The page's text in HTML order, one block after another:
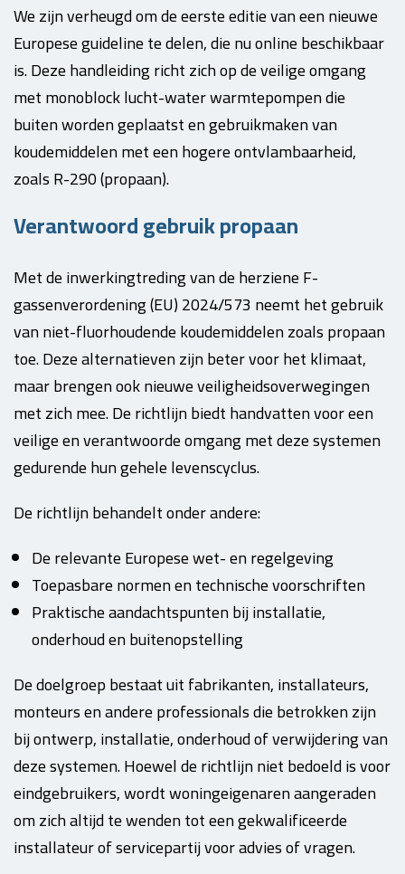
We zijn verheugd om de eerste editie van een nieuwe
Europese guideline te delen, die nu online beschikbaar
is. Deze handleiding richt zich op de veilige omgang
met monoblock lucht-water warmtepompen die
buiten worden geplaatst en gebruikmaken van
koudemiddelen met een hogere ontvlambaarheid,
zoals R-290 (propaan).
Verantwoord gebruik propaan
Met de inwerkingtreding van de herziene F-
gassenverordening (EU) 2024/573 neemt het gebruik
van niet-fluorhoudende koudemiddelen zoals propaan
toe. Deze alternatieven zijn beter voor het klimaat,
maar brengen ook nieuwe veiligheidsoverwegingen
met zich mee. De richtlijn biedt handvatten voor een
veilige en verantwoorde omgang met deze systemen
gedurende hun gehele levenscyclus.
De richtlijn behandelt onder andere:
De relevante Europese wet- en regelgeving
Toepasbare normen en technische voorschriften
Praktische aandachtspunten bij installatie,
onderhoud en buitenopstelling
De doelgroep bestaat uit fabrikanten, installateurs,
monteurs en andere professionals die betrokken zijn
bij ontwerp, installatie, onderhoud of verwijdering van
deze systemen. Hoewel de richtlijn niet bedoeld is voor
eindgebruikers, wordt woningeigenaren aangeraden
om zich altijd te wenden tot een gekwalificeerde
installateur of servicepartij voor advies of vragen.